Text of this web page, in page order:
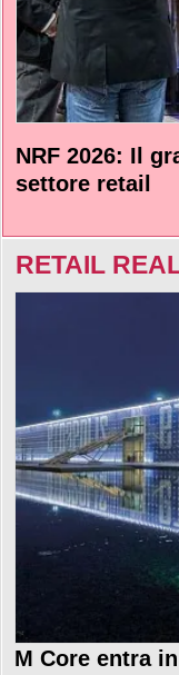
NRF 2026: Il
settore retail
RETAIL
M Core entra